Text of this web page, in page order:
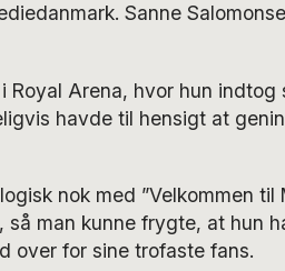
Sanne
Arena, hvor hun indtog
havde til hensigt at
nok med ”Velkommen til
man kunne frygte, at hun
over for sine trofaste fans.